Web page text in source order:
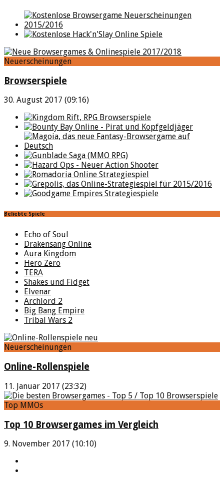
Neuerscheinungen
Browserspiele
30. August 2017 (09:16)
Beliebte Spiele
Echo of Soul
Drakensang Online
Aura Kingdom
Hero Zero
TERA
Shakes und Fidget
Elvenar
Archlord 2
Big Bang Empire
Tribal Wars 2
Neuerscheinungen
Online-Rollenspiele
11. Januar 2017 (23:32)
Top MMOs
Top 10 Browsergames im Vergleich
9. November 2017 (10:10)